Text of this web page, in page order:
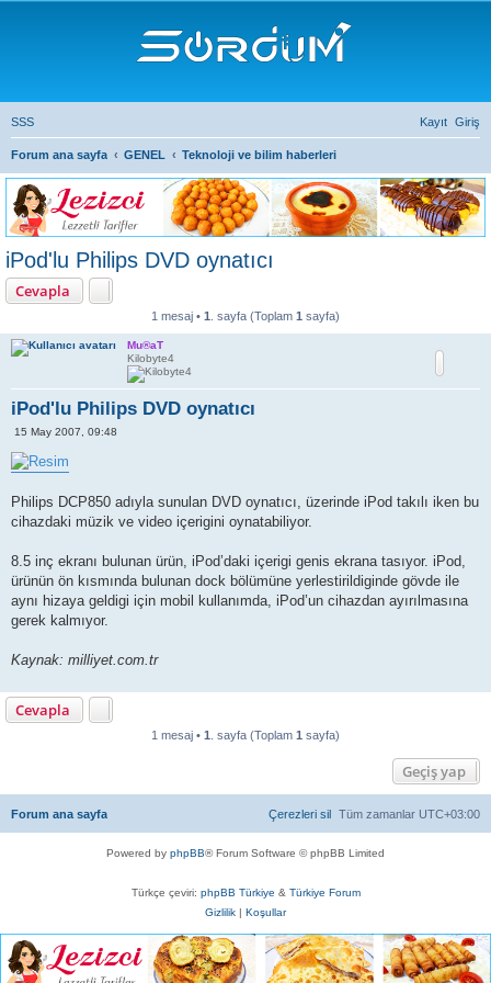
SSS Giriş
Kayıt
Forum ana sayfa GENEL Teknoloji ve bilim haberleri
iPod'lu Philips DVD oynatıcı
Cevapla
1 mesaj • 1 . sayfa (Toplam 1 sayfa)
Mu®aT
Kilobyte4
iPod'lu Philips DVD oynatıcı
M
s
a
15 May 2007, 09:48
Philips DCP850 adıyla sunulan DVD oynatıcı, üzerinde iPod takılı iken bu
cihazdaki müzik ve video içerigini oynatabiliyor.
8.5 inç ekranı bulunan ürün, iPod’daki içerigi genis ekrana tasıyor. iPod,
ürünün ön kısmında bulunan dock bölümüne yerlestirildiginde gövde ile
aynı hizaya geldigi için mobil kullanımda, iPod’un cihazdan ayırılmasına
gerek kalmıyor.
Kaynak: milliyet.com.tr
Cevapla
1 mesaj • 1 . sayfa (Toplam 1 sayfa)
Geçiş yap
Forum ana sayfa Tüm zamanlar UTC+03:00
Çerezleri sil
Powered by phpBB® Forum Software © phpBB Limited
Türkçe çeviri: phpBB Türkiye & Türkiye Forum
Gizlilik | Koşullar